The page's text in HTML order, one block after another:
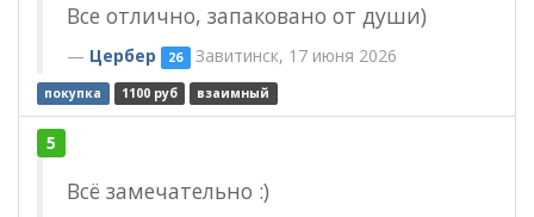
Все отлично, запаковано от души)
Цербер 26 Завитинск, 17 июня 2026
покупка 1100 руб взаимный
5
Всё замечательно :)